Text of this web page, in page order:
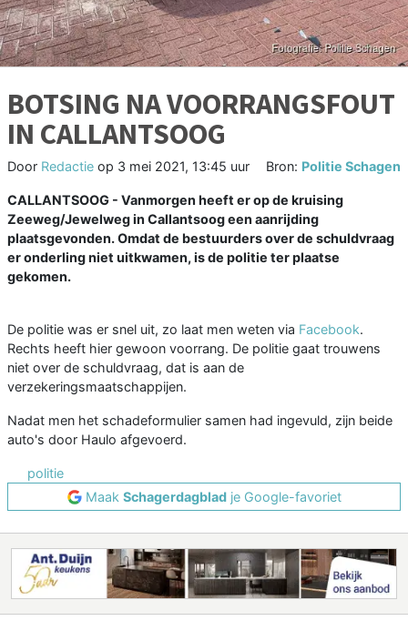
BOTSING NA VOORRANGSFOUT
IN CALLANTSOOG
Door Redactie op 3 mei 2021, 13:45 uur Bron: Politie Schagen
CALLANTSOOG - Vanmorgen heeft er op de kruising
Zeeweg/Jewelweg in Callantsoog een aanrijding
plaatsgevonden. Omdat de bestuurders over de schuldvraag
er onderling niet uitkwamen, is de politie ter plaatse
gekomen.
De politie was er snel uit, zo laat men weten via Facebook.
Rechts heeft hier gewoon voorrang. De politie gaat trouwens
niet over de schuldvraag, dat is aan de
verzekeringsmaatschappijen.
Nadat men het schadeformulier samen had ingevuld, zijn beide
auto's door Haulo afgevoerd.
politie
Maak Schagerdagbladje Google-favoriet